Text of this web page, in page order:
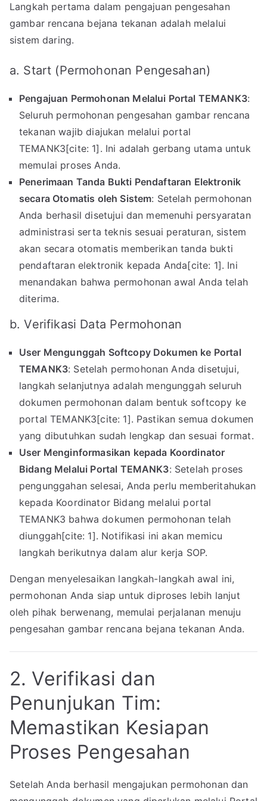
Langkah pertama dalam pengajuan pengesahan
gambar rencana bejana tekanan adalah melalui
sistem daring.
a. Start (Permohonan Pengesahan)
Pengajuan Permohonan Melalui Portal TEMANK3:
Seluruh permohonan pengesahan gambar rencana
tekanan wajib diajukan melalui portal
TEMANK3[cite: 1]. Ini adalah gerbang utama untuk
memulai proses Anda.
Penerimaan Tanda Bukti Pendaftaran Elektronik
secara Otomatis oleh Sistem: Setelah permohonan
Anda berhasil disetujui dan memenuhi persyaratan
administrasi serta teknis sesuai peraturan, sistem
akan secara otomatis memberikan tanda bukti
pendaftaran elektronik kepada Anda[cite: 1]. Ini
menandakan bahwa permohonan awal Anda telah
diterima.
b. Verifikasi Data Permohonan
User Mengunggah Softcopy Dokumen ke Portal
TEMANK3: Setelah permohonan Anda disetujui,
langkah selanjutnya adalah mengunggah seluruh
dokumen permohonan dalam bentuk softcopy ke
portal TEMANK3[cite: 1]. Pastikan semua dokumen
yang dibutuhkan sudah lengkap dan sesuai format.
User Menginformasikan kepada Koordinator
Bidang Melalui Portal TEMANK3: Setelah proses
pengunggahan selesai, Anda perlu memberitahukan
kepada Koordinator Bidang melalui portal
TEMANK3 bahwa dokumen permohonan telah
diunggah[cite: 1]. Notifikasi ini akan memicu
langkah berikutnya dalam alur kerja SOP.
Dengan menyelesaikan langkah-langkah awal ini,
permohonan Anda siap untuk diproses lebih lanjut
oleh pihak berwenang, memulai perjalanan menuju
pengesahan gambar rencana bejana tekanan Anda.
2. Verifikasi dan
Penunjukan Tim:
Memastikan Kesiapan
Proses Pengesahan
Setelah Anda berhasil mengajukan permohonan dan